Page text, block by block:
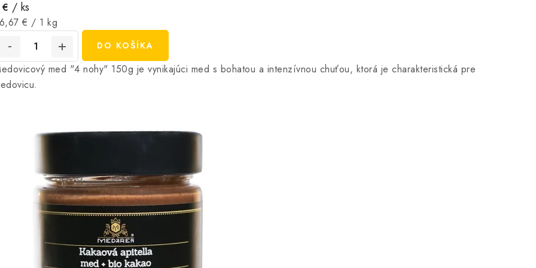
/ ks
€ / 1 kg
DO KOŠÍKA
med "4 nohy" 150g je vynikajúci med s bohatou a intenzívnou chuťou, ktorá je charakteristická pre